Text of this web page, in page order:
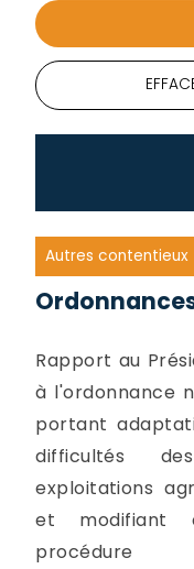
Autres contentieux
Rapport au
à l'ordonnance
portant
difficultés
exploitations
et modifiant
procédure